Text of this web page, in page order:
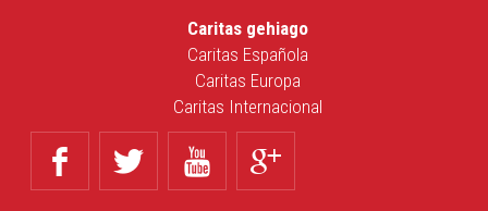
Caritas gehiago
Caritas Española
Caritas Europa
Caritas Internacional